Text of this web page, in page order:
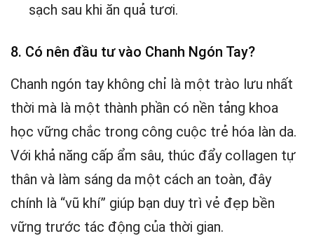
sạch sau khi ăn quả tươi.
8. Có nên đầu tư vào Chanh Ngón Tay?
Chanh ngón tay không chỉ là một trào lưu nhất
thời mà là một thành phần có nền tảng khoa
học vững chắc trong công cuộc trẻ hóa làn da.
Với khả năng cấp ẩm sâu, thúc đẩy collagen tự
thân và làm sáng da một cách an toàn, đây
chính là “vũ khí” giúp bạn duy trì vẻ đẹp bền
vững trước tác động của thời gian.